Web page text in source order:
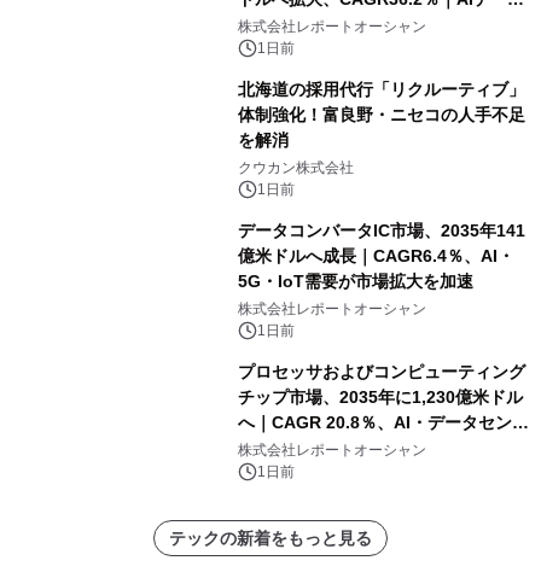
センター・高速光通信需要が成長を加
速
株式会社レポートオーシャン
1日前
北海道の採用代行「リクルーティブ」
体制強化！富良野・ニセコの人手不足
を解消
クウカン株式会社
1日前
データコンバータIC市場、2035年141
億米ドルへ成長｜CAGR6.4％、AI・
5G・IoT需要が市場拡大を加速
株式会社レポートオーシャン
1日前
プロセッサおよびコンピューティング
チップ市場、2035年に1,230億米ドル
へ｜CAGR 20.8％、AI・データセンタ
ー需要が成長を牽引
株式会社レポートオーシャン
1日前
テックの新着をもっと見る